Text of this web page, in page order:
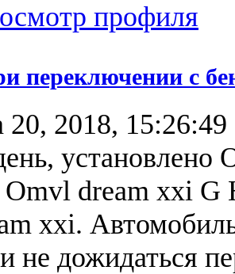
переключении с
2018, 15:26:49
установлено
Omvl dream xxi G
xxi.
не дожидаться